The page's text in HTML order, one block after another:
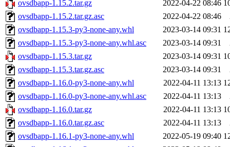
ovsdbapp-1.15.2.tar.gz 2022-04-22 08:46
ovsdbapp-1.15.2.tar.gz.asc
2022-04-22 08:46
ovsdbapp-1.15.3-py3-none-any.whl
2023-03-14 09:31
ovsdbapp-1.15.3-py3-none-any.whl.asc
2023-03-14 09:31
ovsdbapp-1.15.3.tar.gz
2023-03-14 09:31
ovsdbapp-1.15.3.tar.gz.asc
2023-03-14 09:31
ovsdbapp-1.16.0-py3-none-any.whl
2022-04-11 13:13
ovsdbapp-1.16.0-py3-none-any.whl.asc
2022-04-11 13:13
ovsdbapp-1.16.0.tar.gz
2022-04-11 13:13
ovsdbapp-1.16.0.tar.gz.asc
2022-04-11 13:13
ovsdbapp-1.16.1-py3-none-any.whl
2022-05-19 09:40